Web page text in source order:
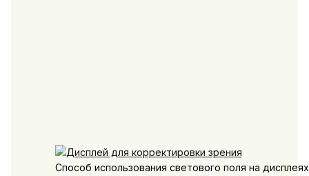
Способ использования светового поля на